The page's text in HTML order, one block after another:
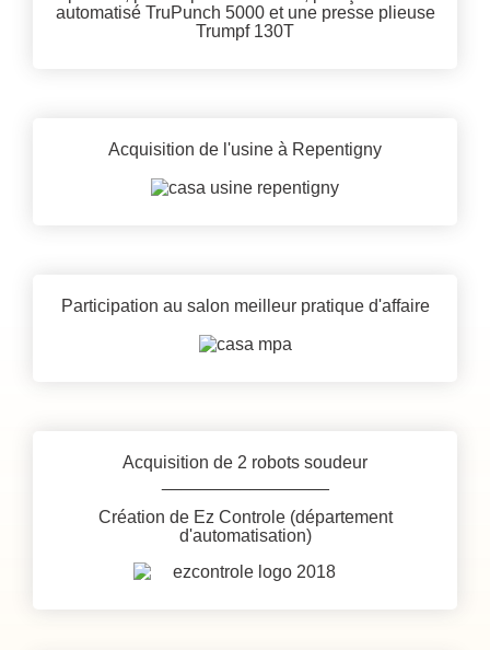
automatisé TruPunch 5000 et une presse plieuse
Trumpf 130T
Acquisition de l'usine à Repentigny
Participation au salon meilleur pratique d'affaire
Acquisition de 2 robots soudeur
Création de Ez Controle (département
d'automatisation)